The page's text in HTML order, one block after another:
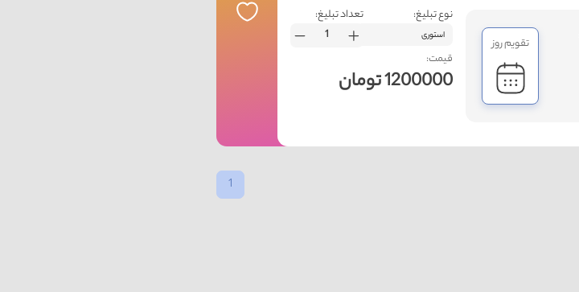
نوع تبلیغ:
استوری
تعداد تبلیغ:
قیمت:
1200000 تومان
تقویم روز
1